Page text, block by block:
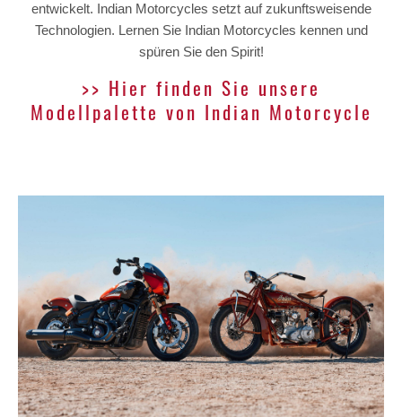
entwickelt. Indian Motorcycles setzt auf zukunftsweisende
Technologien. Lernen Sie Indian Motorcycles kennen und
spüren Sie den Spirit!
>> Hier finden Sie unsere
Modellpalette von Indian Motorcycle